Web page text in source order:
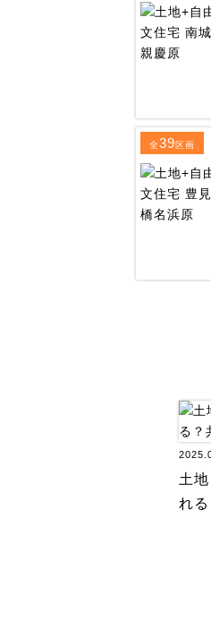
全39区画
土
れ